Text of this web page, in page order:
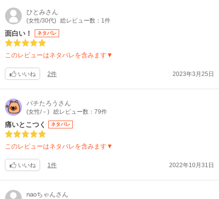
ひとみさん
(女性/30代) 総レビュー数：1件
面白い！ ネタバレ
このレビューはネタバレを含みます▼
いいね 2件 2023年3月25日
パチたろう さん
(女性/－) 総レビュー数：79件
痛いとこつく ネタバレ
このレビューはネタバレを含みます▼
いいね 1件 2022年10月31日
naoちゃんさん